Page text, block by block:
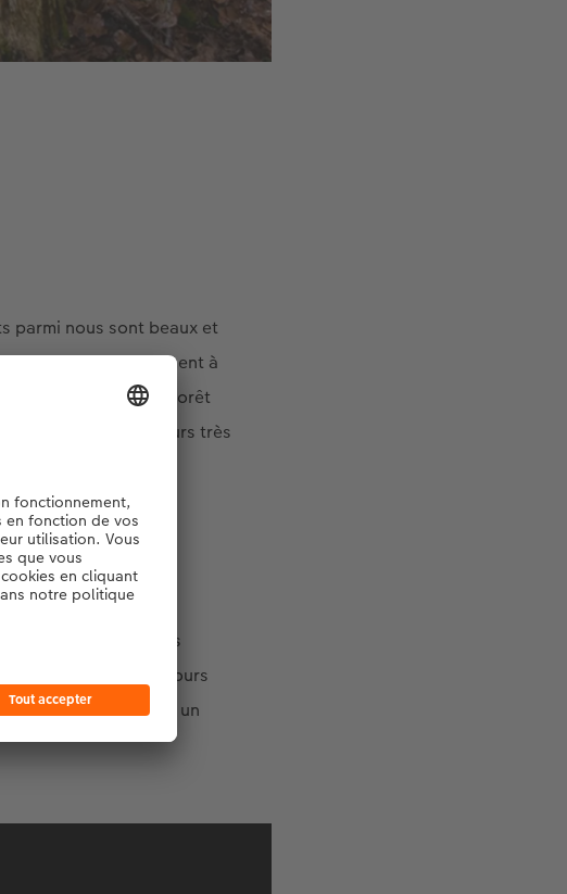
parmi nous sont beaux et
on passe simplement à
montrer que la forêt
des couleurs très
peu de salamandres
J’ai donc toujours
chose d’unique, un